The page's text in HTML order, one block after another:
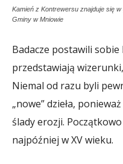
Kamień z Kontrewersu znajduje się
Gminy w Mniowie
Badacze postawili
przedstawiają
Niemal od razu byli
„nowe” dzieła,
ślady erozji.
najpóźniej w XV wieku.